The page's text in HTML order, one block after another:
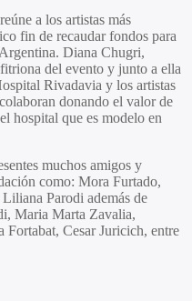
a los artistas más
fin de recaudar fondos para
Diana Chugri,
del evento y junto a ella
Rivadavia y los artistas
donando el valor de
hospital que es modelo en
muchos amigos y
como: Mora Furtado,
Parodi además de
Maria Marta Zavalia,
Fortabat, Cesar Juricich, entre